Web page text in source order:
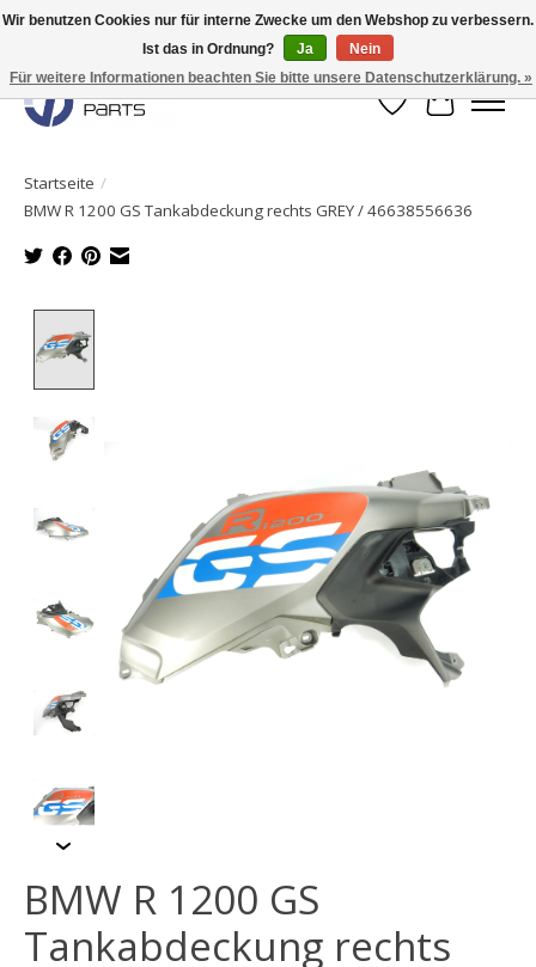
Originale Teile sofort lieferbar!
Wunschzettel
Ihr
Startseite /
BMW R 1200 GS Tankabdeckung rechts GREY / 46638556636
BMW R 1200 GS
Tankabdeckung rechts
Wir benutzen Cookies nur für interne Zwecke um den Webshop zu verbessern.
Ist das in Ordnung?
Ja
Nein
Für weitere Informationen beachten Sie bitte unsere Datenschutzerklärung. »